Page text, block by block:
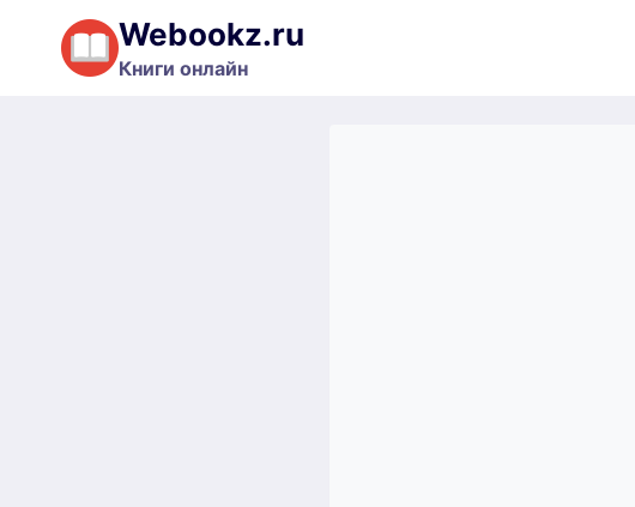
Перейти
содержимому
Webookz.ru
Книги онлайн